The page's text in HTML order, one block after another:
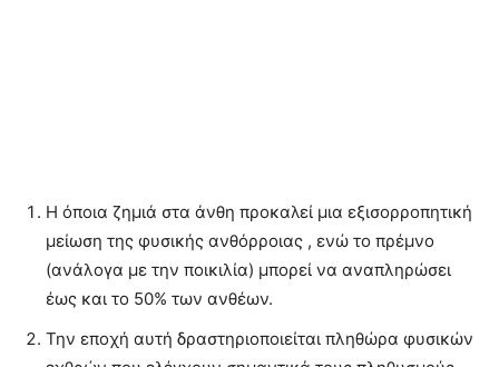
Η όποια ζημιά στα άνθη προκαλεί μια εξισορροπητική
μείωση της φυσικής ανθόρροιας , ενώ το πρέμνο
(ανάλογα με την ποικιλία) μπορεί να αναπληρώσει
έως και το 50% των ανθέων.
Την εποχή αυτή δραστηριοποιείται πληθώρα φυσικών